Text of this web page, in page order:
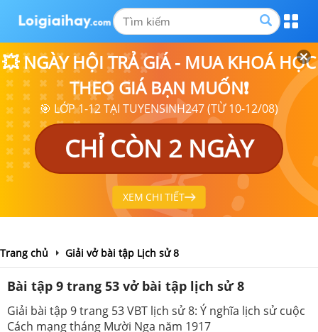
💥 NGÀY HỘI TRẢ GIÁ - MUA KHOÁ HỌC
THEO GIÁ BẠN MUỐN❗
🎯 LỚP 1-12 TẠI TUYENSINH247 (TỪ 10-12/08)
CHỈ CÒN 2 NGÀY
XEM CHI TIẾT
Trang chủ Giải vở bài tập Lịch sử 8
Bài tập 9 trang 53 vở bài tập lịch sử 8
Giải bài tập 9 trang 53 VBT lịch sử 8: Ý nghĩa lịch sử cuộc
Cách mạng tháng Mười Nga năm 1917